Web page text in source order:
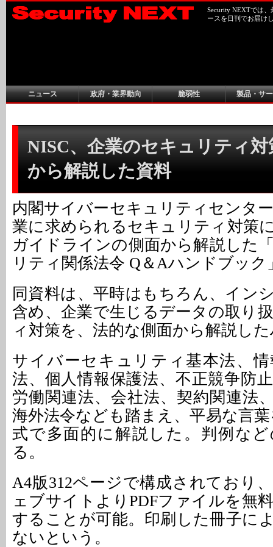
Security NEXTでは
ースを日刊でお届け
ニュース 政府・業界動向 脆弱性 製品・サ
NISC、企業のセキュリティ対
から解説した資料
内閣サイバーセキュリティセンタ
業に求められるセキュリティ対策
ガイドラインの側面から解説した
リティ関係法令 Q＆Aハンドブッ
同資料は、平時はもちろん、イン
含め、企業で生じるデータの取り
ィ対策を、法的な側面から解説し
サイバーセキュリティ基本法、
法、個人情報保護法、不正競争防
労働関連法、会社法、契約関連法
海外法令なども踏まえ、平易な言
式で多面的に解説した。判例な
る。
A4版312ページで構成されており
ェブサイトよりPDFファイルを無
することが可能。印刷した冊子に
ないという。